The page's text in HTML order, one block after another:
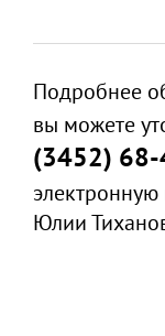
Подробнее
вы можете
(3452)
электронную
Юлии